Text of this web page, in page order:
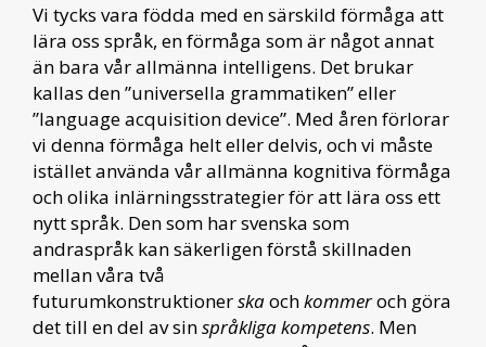
Vi tycks vara födda med en särskild förmåga att
lära oss språk, en förmåga som är något annat
än bara vår allmänna intelligens. Det brukar
kallas den ”universella grammatiken” eller
”language acquisition device”. Med åren förlorar
vi denna förmåga helt eller delvis, och vi måste
istället använda vår allmänna kognitiva förmåga
och olika inlärningsstrategier för att lära oss ett
nytt språk. Den som har svenska som
andraspråk kan säkerligen förstå skillnaden
mellan våra två
futurumkonstruktionerskaochkommeroch göra
det till en del av sinspråkliga kompetens. Men